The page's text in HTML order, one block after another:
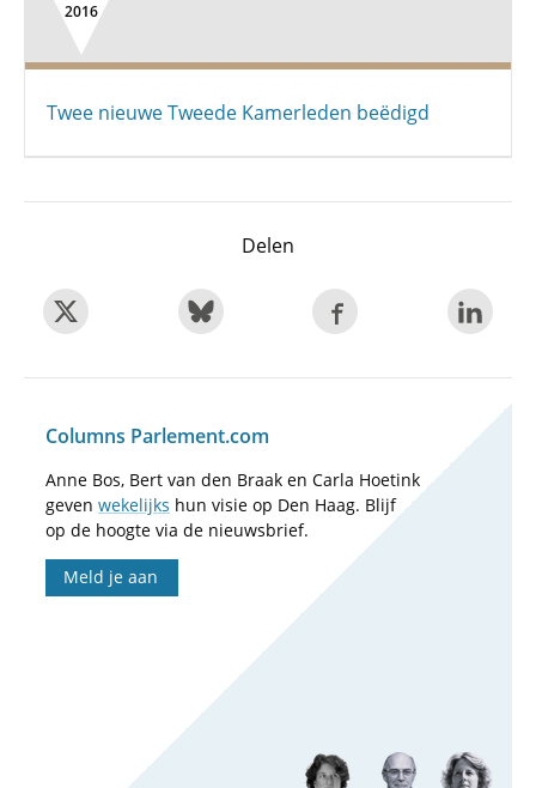
2016
Twee nieuwe Tweede Kamerleden beëdigd
Delen
Columns Parlement.com
Anne Bos, Bert van den Braak en Carla Hoetink
geven wekelijks hun visie op Den Haag. Blijf
op de hoogte via de nieuwsbrief.
Meld je aan